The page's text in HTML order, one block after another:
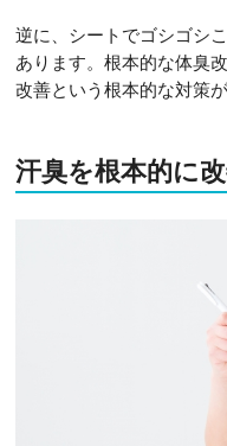
逆に、シートでゴシゴシ
あります。根本的な体臭
改善という根本的な対策が
汗臭を根本的に